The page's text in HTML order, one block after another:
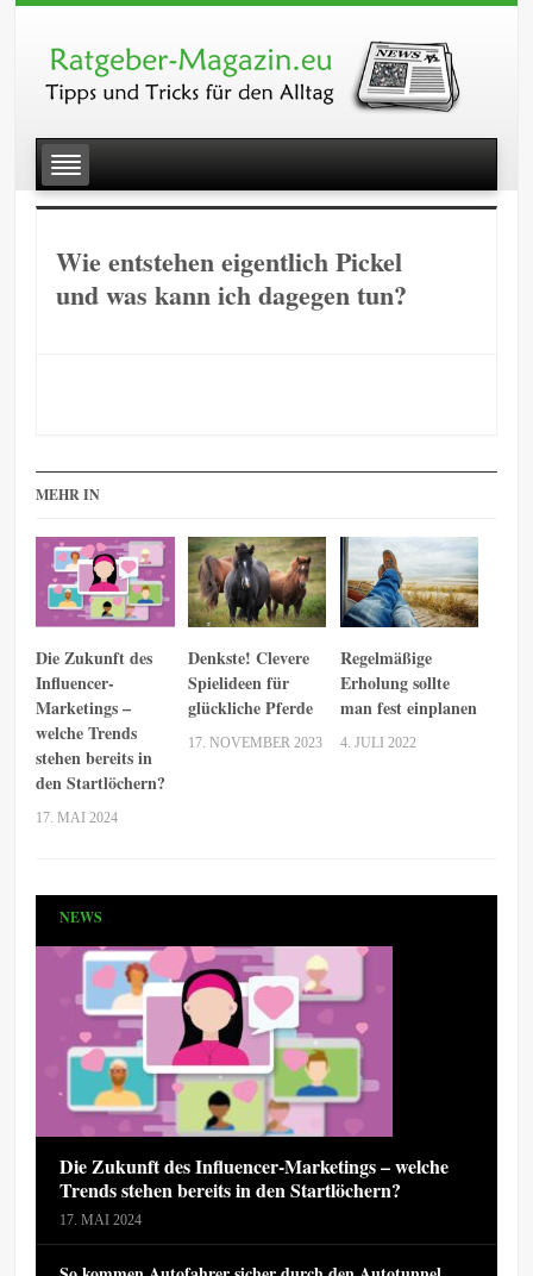
Wie entstehen eigentlich Pickel
und was kann ich dagegen tun?
MEHR IN
Die Zukunft des
Influencer-
Marketings –
welche Trends
stehen bereits in
den Startlöchern?
17. MAI 2024
Denkste! Clevere
Spielideen für
glückliche Pferde
17. NOVEMBER 2023
Regelmäßige
Erholung sollte
man fest einplanen
4. JULI 2022
NEWS
Die Zukunft des Influencer-Marketings – welche
Trends stehen bereits in den Startlöchern?
17. MAI 2024